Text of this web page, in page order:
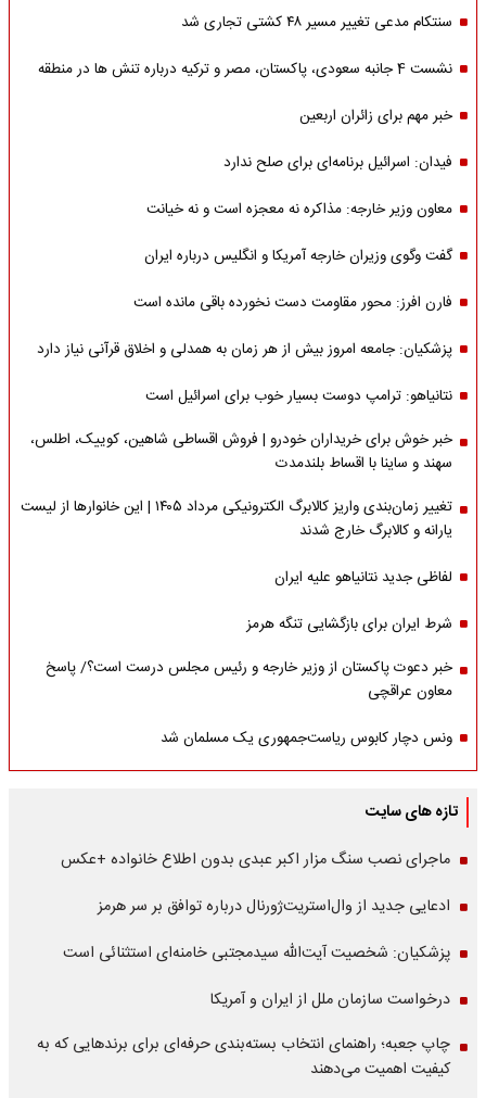
سنتکام مدعی تغییر مسیر ۴۸ کشتی تجاری شد
نشست 4 جانبه سعودی، پاکستان، مصر و ترکیه درباره تنش ها در منطقه
خبر مهم برای زائران اربعین
فیدان: اسرائیل برنامه‌ای برای صلح ندارد
معاون وزیر خارجه: مذاکره نه معجزه است و نه خیانت
گفت وگوی وزیران خارجه آمریکا و انگلیس درباره ایران
فارن افرز: محور مقاومت دست نخورده باقی مانده است
پزشکیان: جامعه امروز بیش از هر زمان به همدلی و اخلاق قرآنی نیاز دارد
نتانیاهو: ترامپ دوست بسیار خوب برای اسرائیل است
خبر خوش برای خریداران خودرو | فروش اقساطی شاهین، کوییک، اطلس،
سهند و ساینا با اقساط بلندمدت
تغییر زمان‌بندی واریز کالابرگ الکترونیکی مرداد ۱۴۰۵ | این خانوارها از لیست
یارانه و کالابرگ خارج شدند
لفاظی جدید نتانیاهو علیه ایران
شرط ایران برای بازگشایی تنگه هرمز
خبر دعوت پاکستان از وزیر خارجه و رئیس مجلس درست است؟/ پاسخ
معاون عراقچی
ونس دچار کابوس ریاست‌جمهوری یک مسلمان شد
تازه های سایت
ماجرای نصب سنگ مزار اکبر عبدی بدون اطلاع خانواده +عکس
ادعایی جدید از وال‌استریت‌ژورنال درباره توافق بر سر هرمز
پزشکیان: شخصیت آیت‌الله سیدمجتبی خامنه‌ای استثنائی است
درخواست سازمان ملل از ایران و آمریکا
چاپ جعبه؛ راهنمای انتخاب بسته‌بندی حرفه‌ای برای برندهایی که به
کیفیت اهمیت می‌دهند